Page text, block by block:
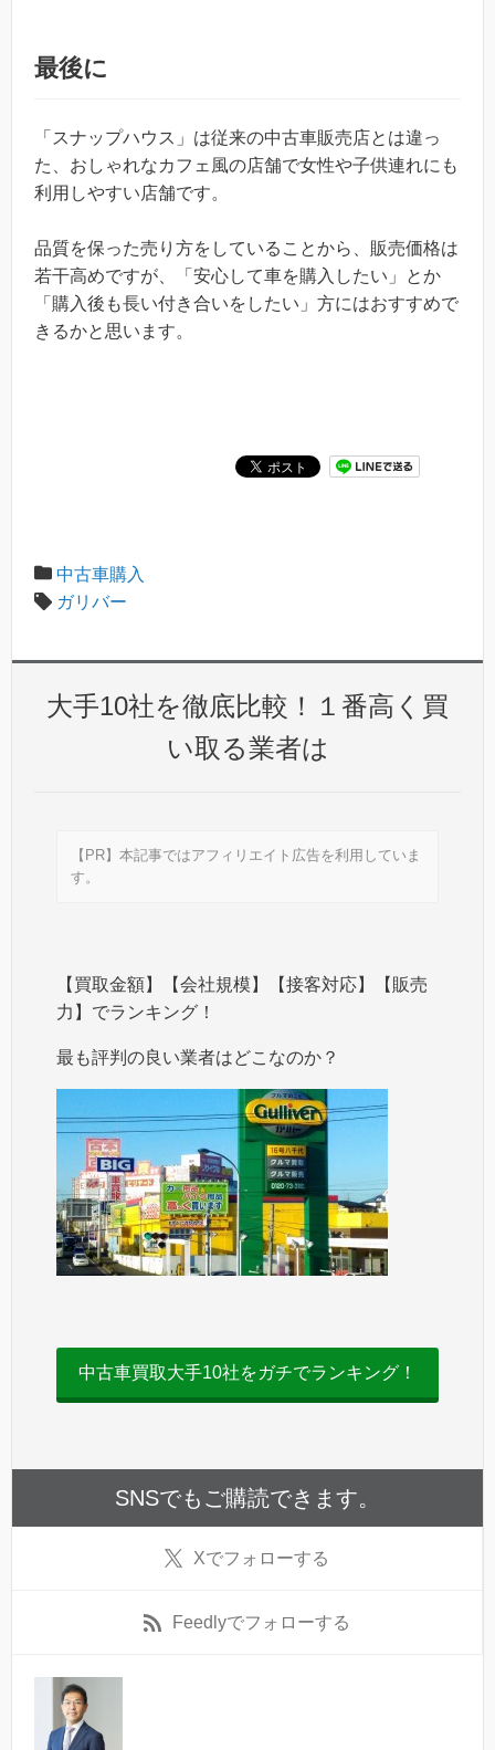
最後に
「スナップハウス」は従来の中古車販売店とは違っ
た、おしゃれなカフェ風の店舗で女性や子供連れにも
利用しやすい店舗です。
品質を保った売り方をしていることから、販売価格は
若干高めですが、「安心して車を購入したい」とか
「購入後も長い付き合いをしたい」方にはおすすめで
きるかと思います。
中古車購入
ガリバー
大手10社を徹底比較！１番高く買
い取る業者は
【PR】本記事ではアフィリエイト広告を利用していま
す。
【買取金額】【会社規模】【接客対応】【販売
力】でランキング！
最も評判の良い業者はどこなのか？
中古車買取大手10社をガチでランキング！
SNSでもご購読できます。
Xでフォローする
Feedlyでフォローする